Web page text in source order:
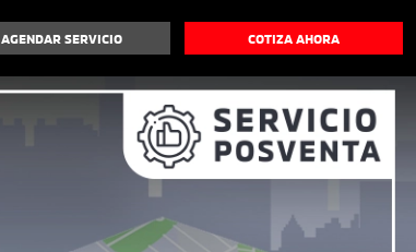
AGENDAR SERVICIO COTIZA AHORA